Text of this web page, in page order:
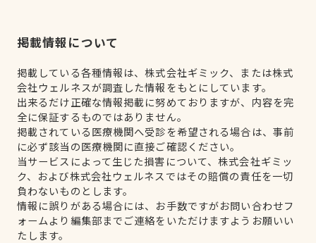
掲載情報について
掲載している各種情報は、株式会社ギミック、または株式
会社ウェルネスが調査した情報をもとにしています。
出来るだけ正確な情報掲載に努めておりますが、内容を完
全に保証するものではありません。
掲載されている医療機関へ受診を希望される場合は、事前
に必ず該当の医療機関に直接ご確認ください。
当サービスによって生じた損害について、株式会社ギミッ
ク、および株式会社ウェルネスではその賠償の責任を一切
負わないものとします。
情報に誤りがある場合には、お手数ですがお問い合わせフ
ォームより編集部までご連絡をいただけますようお願いい
たします。